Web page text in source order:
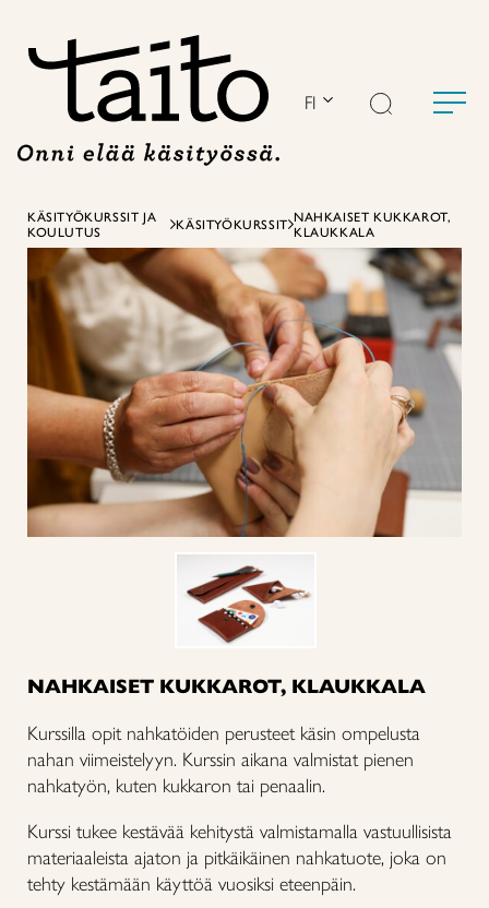
FI
KÄSITYÖKURSSIT JA
KOULUTUS
KÄSITYÖKURSSIT NAHKAISET KUKKAROT,
KLAUKKALA
NAHKAISET KUKKAROT, KLAUKKALA
Kurssilla opit nahkatöiden perusteet käsin ompelusta
nahan viimeistelyyn. Kurssin aikana valmistat pienen
nahkatyön, kuten kukkaron tai penaalin.
Kurssi tukee kestävää kehitystä valmistamalla vastuullisista
materiaaleista ajaton ja pitkäikäinen nahkatuote, joka on
tehty kestämään käyttöä vuosiksi eteenpäin.